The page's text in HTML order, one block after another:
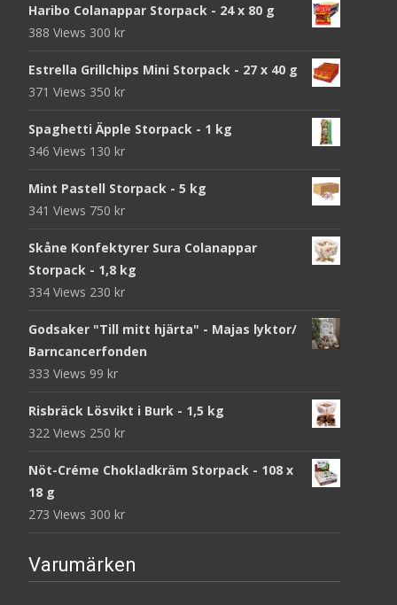
Haribo Colanappar Storpack - 24 x 80 g
388 Views 300 kr
Estrella Grillchips Mini Storpack - 27 x 40 g
371 Views 350 kr
Spaghetti Äpple Storpack - 1 kg
346 Views 130 kr
Mint Pastell Storpack - 5 kg
341 Views 750 kr
Skåne Konfektyrer Sura Colanappar
Storpack - 1,8 kg
334 Views 230 kr
Godsaker "Till mitt hjärta" - Majas lyktor/
Barncancerfonden
333 Views 99 kr
Risbräck Lösvikt i Burk - 1,5 kg
322 Views 250 kr
Nöt-Créme Chokladkräm Storpack - 108 x
18 g
273 Views 300 kr
Varumärken